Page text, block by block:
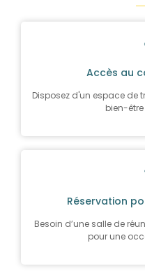
Accès au
Disposez d'un espace de
bien-
Réservation
Besoin d’une salle de
pour une